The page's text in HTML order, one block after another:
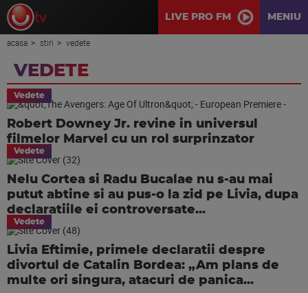
LIVE PRO FM MENIU
acasa stiri vedete
VEDETE
Vedete
Robert Downey Jr. revine in universul
filmelor Marvel cu un rol surprinzator
Vedete
Nelu Cortea si Radu Bucalae nu s-au mai
putut abtine si au pus-o la zid pe Livia, dupa
declaratiile ei controversate...
Vedete
Livia Eftimie, primele declaratii despre
divortul de Catalin Bordea: „Am plans de
multe ori singura, atacuri de panica...